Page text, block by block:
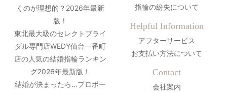
くのが理想的？2026年最新
版！
東北最大級のセレクトブライ
ダル専門店WEDY仙台一番町
店の人気の結婚指輪ランキン
グ2026年最新版！
結婚が決まったら…プロポー
指輪の紛失について
Helpful Information
アフターサービス
お支払い方法について
Contact
会社案内